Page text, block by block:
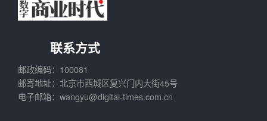
联系方式
邮政编码：100081
邮寄地址：北京市西城区复兴门内大街45号
电子邮箱：wangyu@digital-times.com.cn